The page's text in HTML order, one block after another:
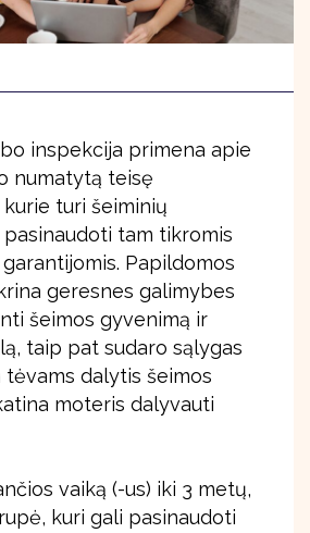
inspekcija primena apie
numatytą teisę
turi šeiminių
tam tikromis
Papildomos
geresnes galimybes
šeimos gyvenimą ir
taip pat sudaro sąlygas
tėvams dalytis šeimos
moteris dalyvauti
vaiką (-us) iki 3 metų,
kuri gali pasinaudoti